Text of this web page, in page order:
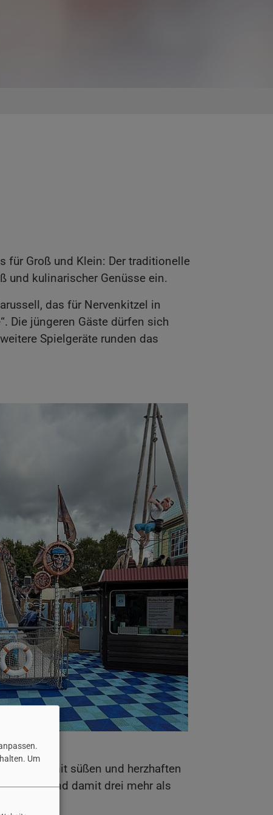
für Groß und Klein: Der traditionelle
und kulinarischer Genüsse ein.
das für Nervenkitzel in
Die jüngeren Gäste dürfen sich
Spielgeräte runden das
Stände mit süßen und herzhaften
– und damit drei mehr als
Um